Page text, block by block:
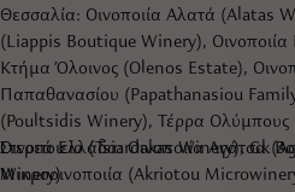
Θεσσαλία: Οινοποιία Αλατά (Alatas
(Liappis Boutique Winery),
Κτήμα Όλοινος (Olenos Estate),
Παπαθανασίου (Papathanasiou
(Poultsidis Winery), Τέρρα Ολύμπους
Οινοποιείο (Tsiardakas Winery), Gk
Winery)
Στερεά Ελλάδα: Οινοποιία Αγάτσα
Μικροοινοποιία (Akriotou